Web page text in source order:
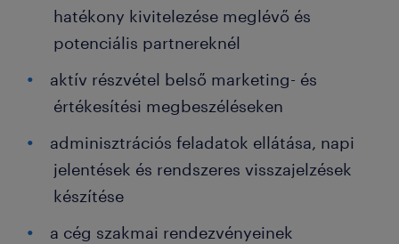
hatékony kivitelezése meglévő és
potenciális partnereknél
aktív részvétel belső marketing- és
értékesítési megbeszéléseken
adminisztrációs feladatok ellátása, napi
jelentések és rendszeres visszajelzések
készítése
a cég szakmai rendezvényeinek